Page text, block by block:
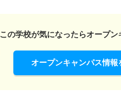
この学校が気になったらオープン
オープンキャンパス情報